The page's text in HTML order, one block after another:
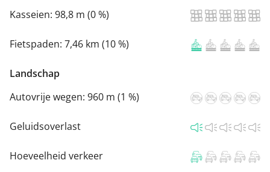
Kasseien: 98,8 m (0 %)
Fietspaden: 7,46 km (10 %)
Landschap
Autovrije wegen: 960 m (1 %)
Geluidsoverlast
Hoeveelheid verkeer